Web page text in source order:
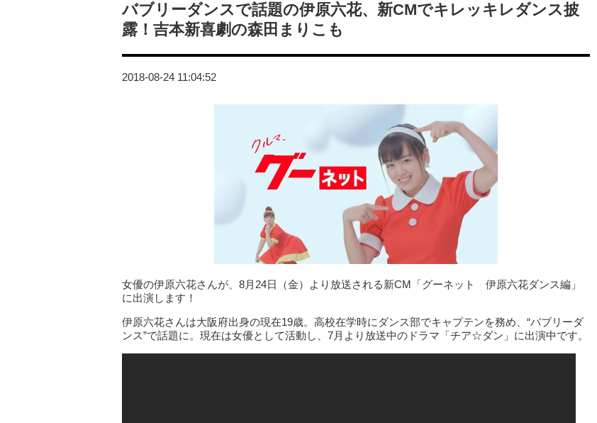
バブリーダンスで話題の伊原六花、新CMでキレッキレダンス披
露！吉本新喜劇の森田まりこも
2018-08-24 11:04:52
女優の伊原六花さんが、8月24日（金）より放送される新CM「グーネット 伊原六花ダンス編」
に出演します！
伊原六花さんは大阪府出身の現在19歳。高校在学時にダンス部でキャプテンを務め、“バブリーダ
ンス”で話題に。現在は女優として活動し、7月より放送中のドラマ「チア☆ダン」に出演中です。